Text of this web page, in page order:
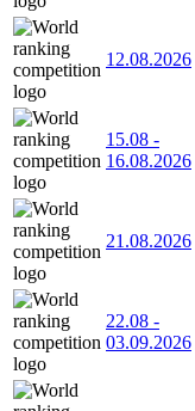
12.08.2026
15.08 -
16.08.2026
21.08.2026
22.08 -
03.09.2026